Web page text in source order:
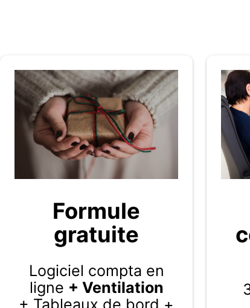
Formule
gratuite
Logiciel compta en
ligne + Ventilation
+ Tableaux de bord +